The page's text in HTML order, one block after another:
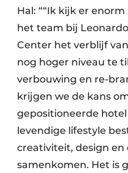
Hal: ““Ik kijk er
het team bij
Center het verblijf
nog hoger niveau te
verbouwing en re-
krijgen we de kans
gepositioneerde
levendige lifestyle
creativiteit, design en
samenkomen. Het is